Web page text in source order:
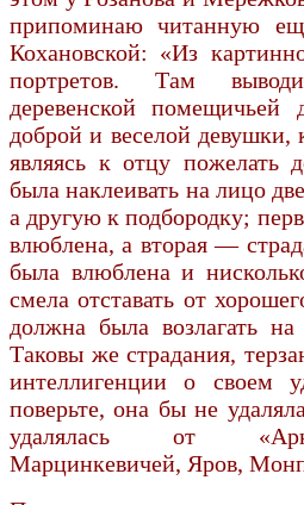
припоминаю читанную
Кохановской: «Из
портретов. Там
деревенской помещичьей
доброй и веселой девушки,
являясь к отцу пожелать
была наклеивать на лицо
а другую к подбородку;
влюблена, а вторая —
была влюблена и
смела отставать от
должна была возлагать
Таковы же страдания,
интеллигенции о своем
поверьте, она бы не
удалялась от
Марцинкевичей, Яров,